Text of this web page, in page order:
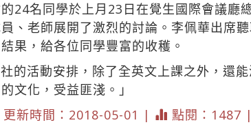
24名同學於上月23日在覺生國際會議廳
、老師展開了激烈的討論。李佩華出席
果，給各位同學豐富的收穫。
的活動安排，除了全英文上課之外，還
文化，受益匪淺。」
更新時間：2018-05-01 | 點閱：1487 |